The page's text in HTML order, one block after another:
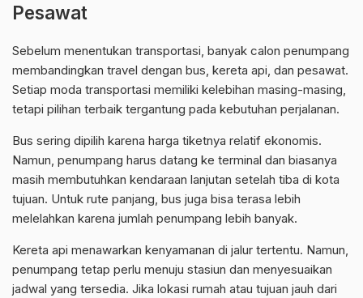
Pesawat
Sebelum menentukan transportasi, banyak calon penumpang
membandingkan travel dengan bus, kereta api, dan pesawat.
Setiap moda transportasi memiliki kelebihan masing-masing,
tetapi pilihan terbaik tergantung pada kebutuhan perjalanan.
Bus sering dipilih karena harga tiketnya relatif ekonomis.
Namun, penumpang harus datang ke terminal dan biasanya
masih membutuhkan kendaraan lanjutan setelah tiba di kota
tujuan. Untuk rute panjang, bus juga bisa terasa lebih
melelahkan karena jumlah penumpang lebih banyak.
Kereta api menawarkan kenyamanan di jalur tertentu. Namun,
penumpang tetap perlu menuju stasiun dan menyesuaikan
jadwal yang tersedia. Jika lokasi rumah atau tujuan jauh dari